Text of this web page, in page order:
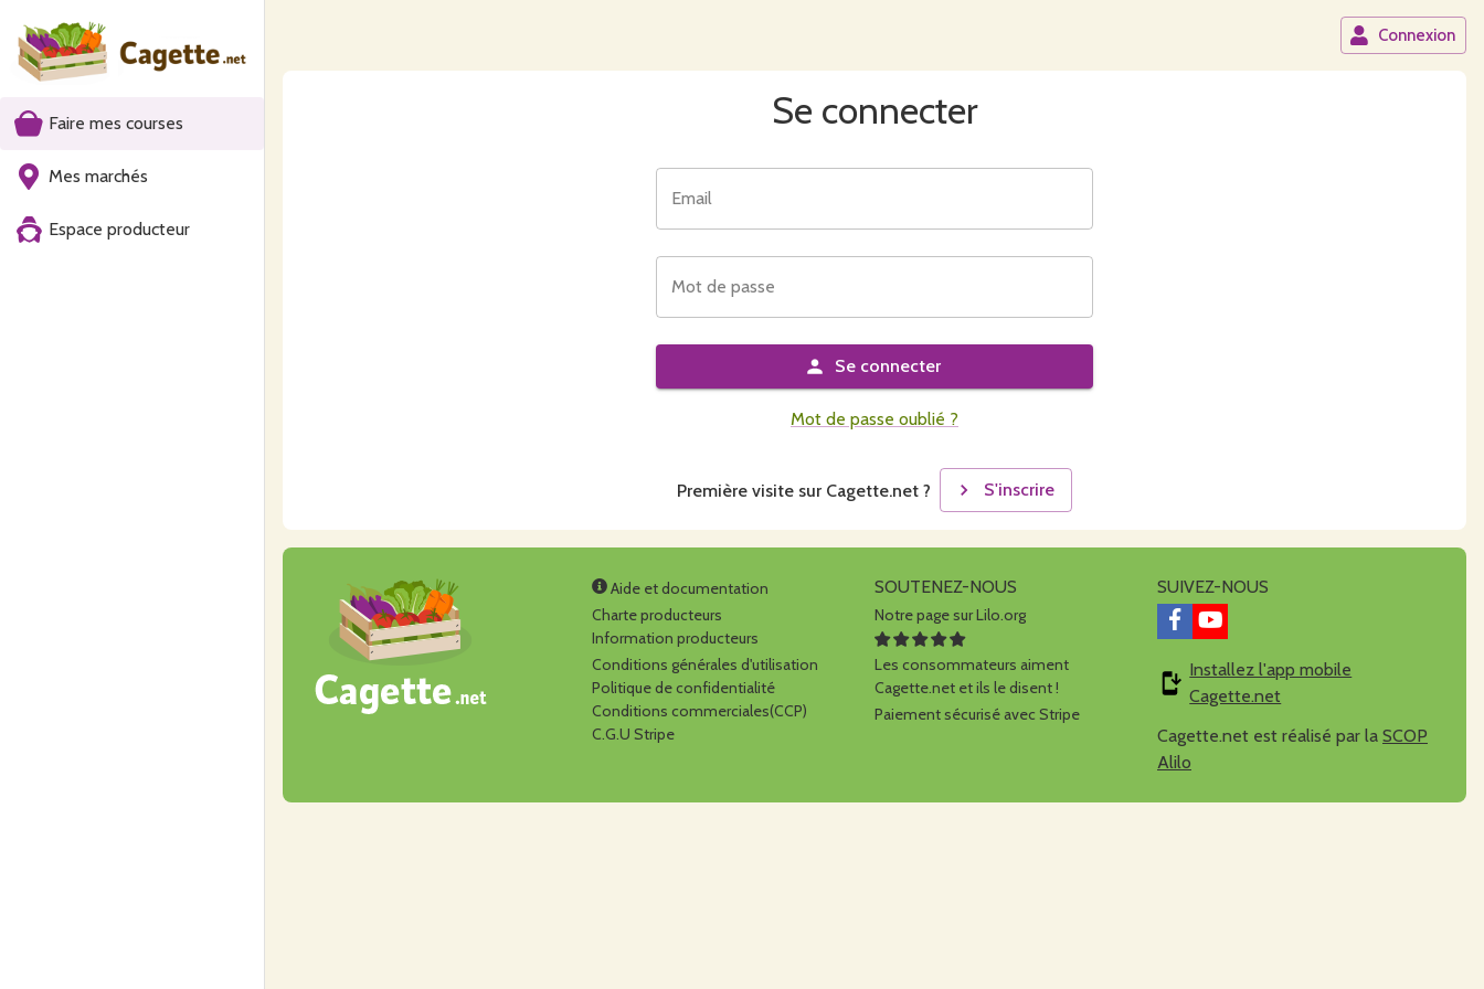
Faire mes courses
Mes marchés
Espace producteur
Connexion
Se connecter
Email
Mot de passe
Se connecter
Mot de passe oublié ?
Première visite sur Cagette.net ? S'inscrire
Aide et documentation
Charte producteurs
Information producteurs
Conditions générales d'utilisation
Politique de confidentialité
Conditions commerciales(CCP)
C.G.U Stripe
SOUTENEZ-NOUS
Notre page sur Lilo.org
Les consommateurs aiment
Cagette.net et ils le disent !
Paiement sécurisé avec Stripe
SUIVEZ-NOUS
Installez l'app mobile
Cagette.net
Cagette.net est réalisé par la SCOP
Alilo